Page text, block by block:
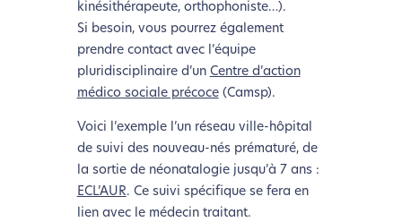
kinésithérapeute, orthophoniste…).
Si besoin, vous pourrez également
prendre contact avec l’équipe
pluridisciplinaire d’un Centre d’action
médico sociale précoce(Camsp).
Voici l’exemple l’un réseau ville-hôpital
de suivi des nouveau-nés prématuré, de
la sortie de néonatalogie jusqu’à 7 ans :
ECL’AUR. Ce suivi spécifique se fera en
lien avec le médecin traitant.